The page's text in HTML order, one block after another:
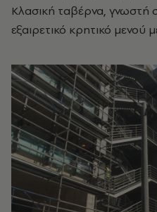
Κλασική ταβέρνα, γνωστή
εξαιρετικό κρητικό μενού